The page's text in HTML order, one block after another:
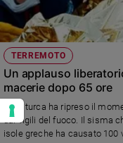
TERREMOTO
Un applauso
macerie dopo 65 ore
La tv turca ha ripreso il
dai vigili del fuoco. Il sisma
isole greche ha causato 100